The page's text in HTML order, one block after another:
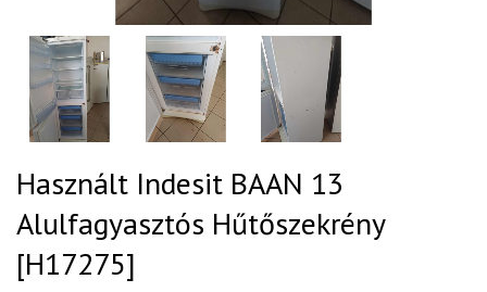
Használt Indesit BAAN 13
Alulfagyasztós Hűtőszekrény
[H17275]